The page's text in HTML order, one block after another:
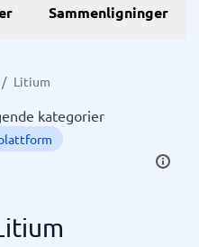
Sammenligninger
/ Litium
kategorier